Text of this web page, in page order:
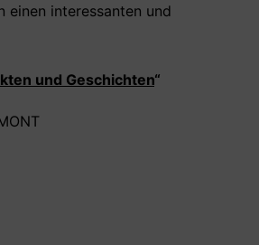
einen interessanten und
und Geschichten“